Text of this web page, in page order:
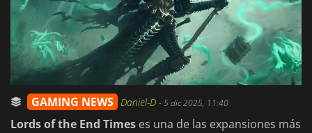
GAMING NEWS Daniel-D -5 dic 2025, 11:40
Lords of the End Times es una de las expansiones más